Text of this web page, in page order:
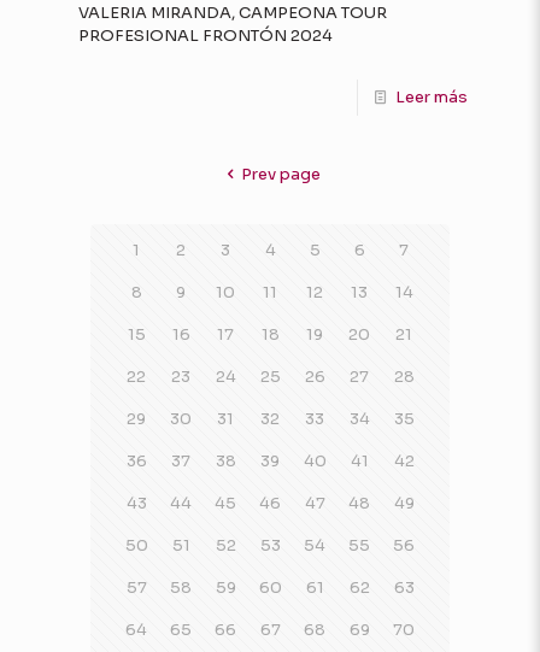
VALERIA MIRANDA, CAMPEONA TOUR
PROFESIONAL FRONTÓN 2024
Leer más
Prev page
1 2 3 4 5 6 7
8 9 10 11 12 13 14
15 16 17 18 19 20 21
22 23 24 25 26 27 28
29 30 31 32 33 34 35
36 37 38 39 40 41 42
43 44 45 46 47 48 49
50 51 52 53 54 55 56
57 58 59 60 61 62 63
64 65 66 67 68 69 70